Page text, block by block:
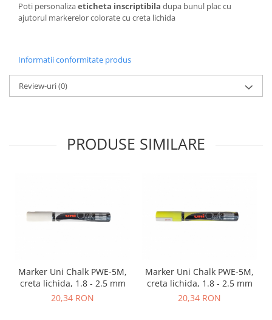
Poti personalizaeticheta inscriptibila dupa bunul plac cu
ajutorul markerelor colorate cu creta lichida
Informatii conformitate produs
Review-uri(0)
PRODUSE SIMILARE
Marker Uni Chalk PWE-5M,
creta lichida, 1.8 - 2.5 mm
20,34 RON
Marker Uni Chalk PWE-5M,
creta lichida, 1.8 - 2.5 mm
20,34 RON